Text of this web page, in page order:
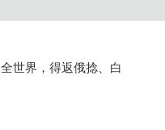
世界，得返俄捻、白